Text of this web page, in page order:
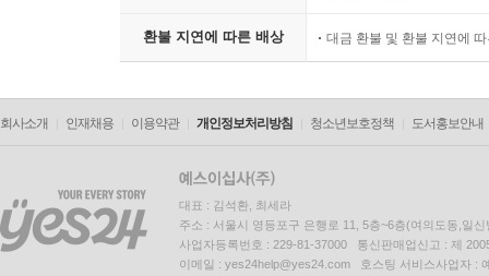
환불 지연에 따른 배상 대금 환불 및 환불 지연에
회사소개 인재채용 이용약관 개인정보처리방침 청소년보호정책 도서홍보안내
대표 : 김석환, 최세라
주소 : 서울시 영등포구 은행로 11, 5층~6층(여의도동,일신
사업자등록번호 : 229-81-37000 통신판매업신고 : 제
이메일 : yes24help@yes24.com 호스팅 서비스사업자 :